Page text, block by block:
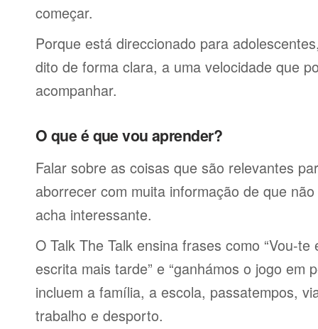
começar.
Porque está direccionado para
dito de forma clara, a uma velocidade que
acompanhar.
O que é que vou aprender?
Falar sobre as coisas que são relevantes
aborrecer com muita informação de que
acha interessante.
O Talk The Talk ensina frases como “Vou-
escrita mais tarde” e “ganhámos o jogo em
incluem a família, a escola, passatempos,
trabalho e desporto.